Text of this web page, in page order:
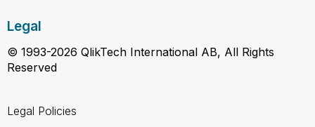
Legal
© 1993-2026 QlikTech International AB, All Rights
Reserved
Legal Policies